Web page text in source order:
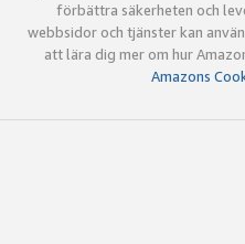
förbättra säkerheten och
webbsidor och tjänster kan
att lära dig mer om hur
Amazons